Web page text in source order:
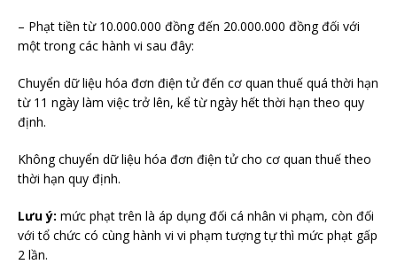
– Phạt tiền từ 10.000.000 đồng đến 20.000.000 đồng đối với
một trong các hành vi sau đây:
Chuyển dữ liệu hóa đơn điện tử đến cơ quan thuế quá thời hạn
từ 11 ngày làm việc trở lên, kể từ ngày hết thời hạn theo quy
định.
Không chuyển dữ liệu hóa đơn điện tử cho cơ quan thuế theo
thời hạn quy định.
Lưu ý: mức phạt trên là áp dụng đối cá nhân vi phạm, còn đối
với tổ chức có cùng hành vi vi phạm tượng tự thì mức phạt gấp
2 lần.